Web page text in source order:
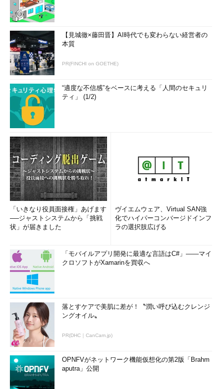
【見城徹×藤田晋】AI時代でも変わらない経営者の
本質
PR(FINCHI on GOETHE)
“適度な不信感”をベースに考える「人間のセキュリ
ティ」 (1/2)
「いきなり役員面接権」あげます
──ジャストシステムから「挑戦
状」が届きました
ヴイエムウェア、Virtual SAN強
化でハイパーコンバージドインフ
ラの選択肢広げる
「モバイルアプリ開発に最適な言語はC#」――マイ
クロソフトがXamarinを買収へ
落とすケアで美肌に差が！〝潤い呼び込むクレンジ
ングオイル〟
PR(DHC｜CanCam.jp)
OPNFVがネットワーク機能仮想化の第2版「Brahm
aputra」公開